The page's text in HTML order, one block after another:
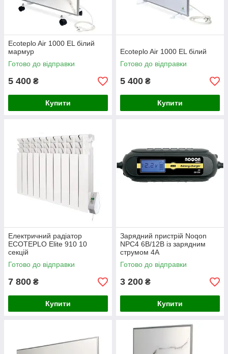
Ecoteplo Air 1000 EL білий
мармур
Готово до відправки
5 400 ₴
Купити
Ecoteplo Air 1000 EL білий
Готово до відправки
5 400 ₴
Купити
Електричний радіатор
ECOTEPLO Elite 910 10
секцій
Готово до відправки
7 800 ₴
Купити
Зарядний пристрій Noqon
NPC4 6В/12В із зарядним
струмом 4А
Готово до відправки
3 200 ₴
Купити